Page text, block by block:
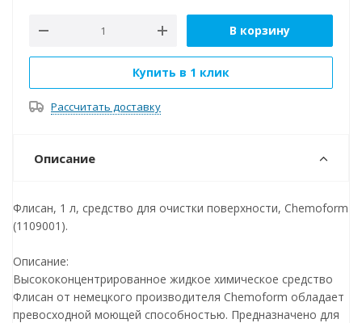
В корзину
Купить в 1 клик
Рассчитать доставку
Описание
Флисан, 1 л, средство для очистки поверхности, Chemoform
(1109001).
Описание:
Высококонцентрированное жидкое химическое средство
Флисан от немецкого производителя Chemoform обладает
превосходной моющей способностью. Предназначено для